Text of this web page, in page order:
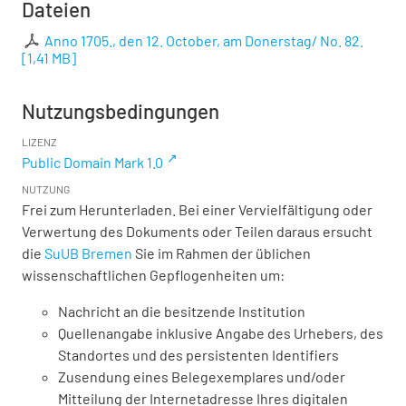
Dateien
Anno 1705., den 12. October, am Donerstag/ No. 82.
[1,41 MB]
Nutzungsbedingungen
LIZENZ
Public Domain Mark 1.0
NUTZUNG
Frei zum Herunterladen. Bei einer Vervielfältigung oder
Verwertung des Dokuments oder Teilen daraus ersucht
die SuUB Bremen Sie im Rahmen der üblichen
wissenschaftlichen Gepflogenheiten um:
Nachricht an die besitzende Institution
Quellenangabe inklusive Angabe des Urhebers, des
Standortes und des persistenten Identifiers
Zusendung eines Belegexemplares und/oder
Mitteilung der Internetadresse Ihres digitalen